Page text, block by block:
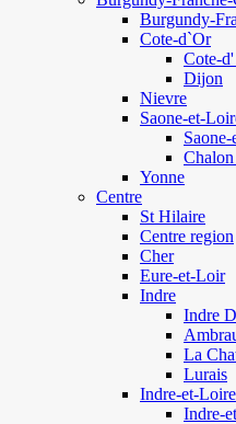
Burgundy-
Cote-d`Or
Cote-
Dijon
Nievre
Saone-et-
Chalon
Yonne
Centre
St Hilaire
Centre region
Cher
Eure-et-Loir
Indre
Indre
La
Lurais
Indre-et-Loire
Indre-